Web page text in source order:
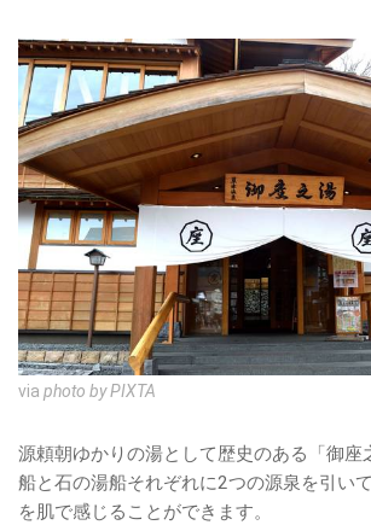
via photo by PIXTA
源頼朝ゆかりの湯として歴史のある「御座
船と石の湯船それぞれに2つの源泉を引い
を肌で感じることができます。